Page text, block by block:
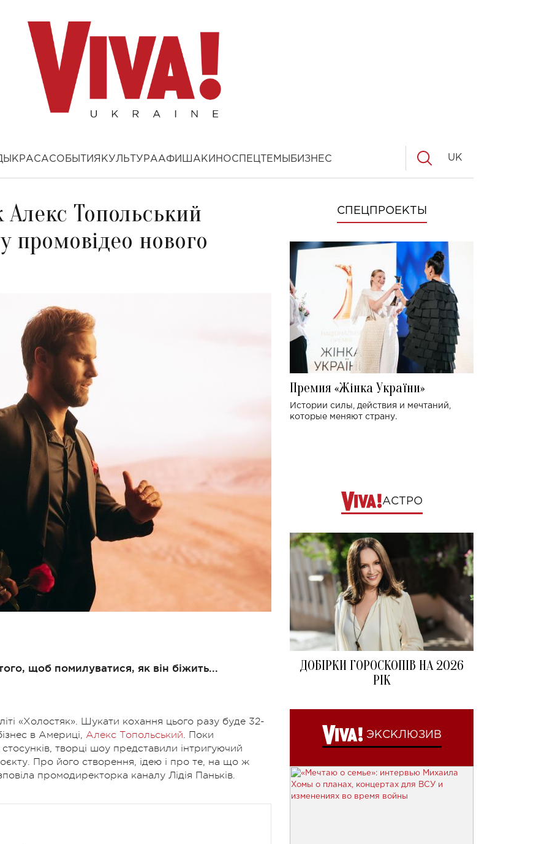
КРАСАСОБЫТИЯ КУЛЬТУРААФИША КИНОСПЕЦТЕМЫ БИЗНЕС UK
Алекс Топольський
промовідео нового
щоб помилуватися, як він біжить...
«Холостяк». Шукати кохання цього разу буде 32-
в Америці, Алекс Топольський. Поки
творці шоу представили інтригуючий
Про його створення, ідею і про те, на що ж
промодиректорка каналу Лідія Паньків.
СПЕЦПРОЕКТЫ
Премия «Жінка України»
Истории силы, действия и мечтаний,
которые меняют страну.
АСТРО
ДОБІРКИ ГОРОСКОПІВ НА 2026
РІК
ЭКСКЛЮЗИВ